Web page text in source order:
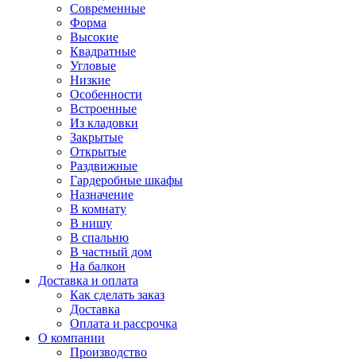
Современные
Форма
Высокие
Квадратные
Угловые
Низкие
Особенности
Встроенные
Из кладовки
Закрытые
Открытые
Раздвижные
Гардеробные шкафы
Назначение
В комнату
В нишу
В спальню
В частный дом
На балкон
Доставка и оплата
Как сделать заказ
Доставка
Оплата и рассрочка
О компании
Производство